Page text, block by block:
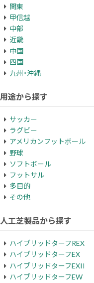
関東
甲信越
中部
近畿
中国
四国
九州・沖縄
用途から探す
サッカー
ラグビー
アメリカンフットボール
野球
ソフトボール
フットサル
多目的
その他
人工芝製品から探す
ハイブリッドターフREX
ハイブリッドターフEX
ハイブリッドターフEXII
ハイブリッドターフEW